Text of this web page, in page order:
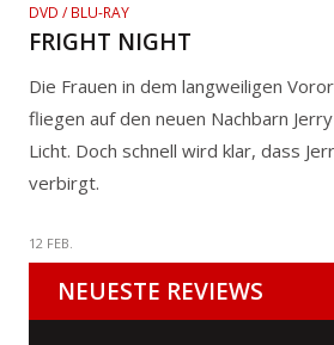
DVD / BLU-RAY
FRIGHT NIGHT
Die Frauen in dem langweiligen
fliegen auf den neuen Nachbarn
Licht. Doch schnell wird klar, dass
verbirgt.
12 FEB.
NEUESTE REVIEWS